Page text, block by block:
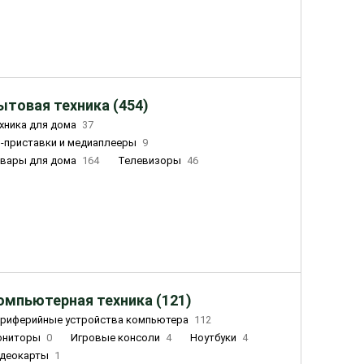
техника (454)
для дома 37
приставки и медиаплееры
9
для дома 164 Телевизоры 46
техника (121)
устройства компьютера 112
0 Игровые консоли 4 Ноутбуки 4
1